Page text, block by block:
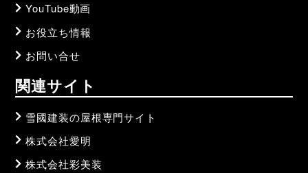
YouTube動画
お役立ち情報
お問い合せ
関連サイト
雪國建装の屋根専門サイト
株式会社愛明
株式会社彩美装